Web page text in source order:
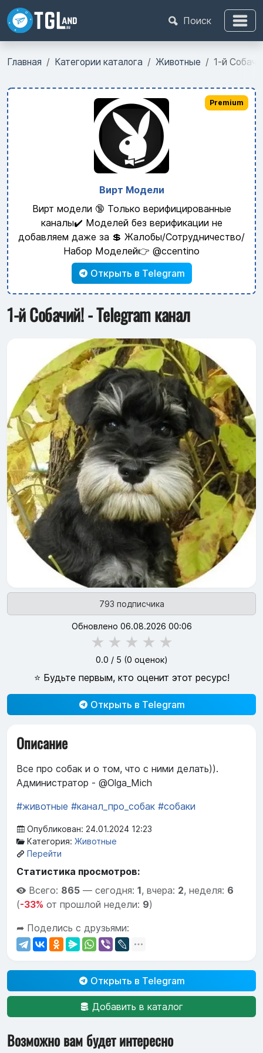
Поиск
Главная Категории каталога Животные 1-й
Вирт Модели
Вирт модели 🔞 Только верифицированные
каналы✔️ Моделей без верификации не
добавляем даже за 💲 Жалобы/Сотрудничество/
Набор Моделей👉 @ccentino
Открыть в Telegram
Premium
1-й Собачий! - Telegram канал
793 подписчика
Обновлено 06.08.2026 00:06
★ ★ ★ ★ ★
0.0 / 5 (0 оценок)
⭐ Будьте первым, кто оценит этот ресурс!
Открыть в Telegram
Описание
Все про собак и о том, что с ними делать)).
Администратор - @Olga_Mich
#животные #канал_про_собак #собаки
Опубликован: 24.01.2024 12:23
Категория: Животные
Перейти
Статистика просмотров:
Всего: 865 — сегодня: 1, вчера: 2, неделя: 6
(-33% от прошлой недели: 9)
➦ Поделись с друзьями:
Открыть в Telegram
Добавить в каталог
Возможно вам будет интересно